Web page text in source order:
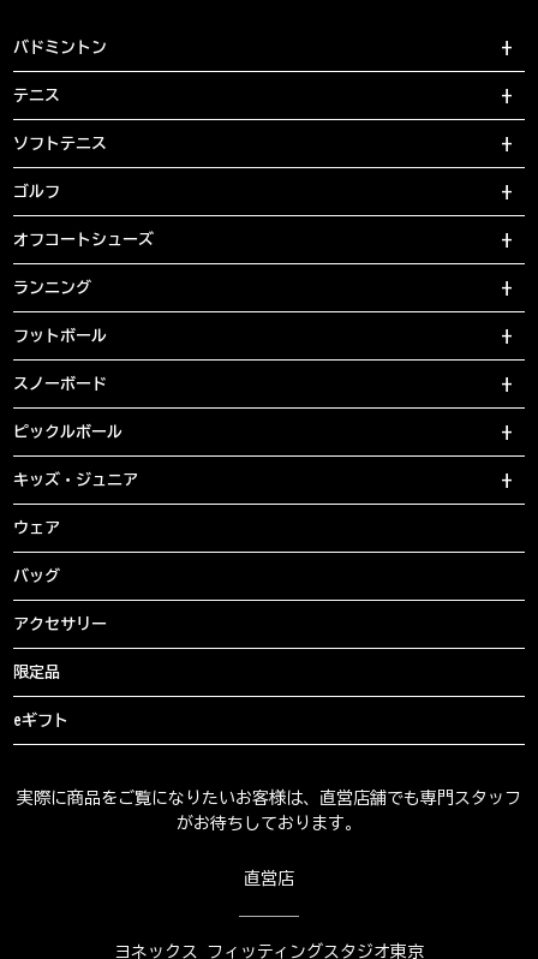
バドミントン
テニス
ソフトテニス
ゴルフ
オフコートシューズ
ランニング
フットボール
スノーボード
ピックルボール
キッズ・ジュニア
ウェア
バッグ
アクセサリー
限定品
eギフト
実際に商品をご覧になりたいお客様は、直営店舗でも専門スタッフ
がお待ちしております。
直営店
ヨネックス フィッティングスタジオ東京